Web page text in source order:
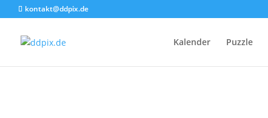
kontakt@ddpix.de
Kalender Puzzle